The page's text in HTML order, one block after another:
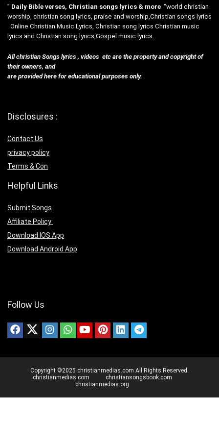
” Daily Bible verses, Christian songs lyrics & more “world christian
worship, christian song lyrics, praise and worship,Christian songs lyrics
. Online Christian Music Lyrics, Christian song lyrics Christian music
lyrics and Christian song lyrics,Gospel music lyrics.
All christian Songs lyrics , videos etc are the property and copyright of
their owners, and
are provided here for educational purposes only.
Disclosures :
Contact Us
privacy policy
Terms & Con
Helpful Links
Submit Songs
Affiliate Policy
Download IOS App
Download Android App
Follow Us
Copyright ©2025 christianmedias.com All Rights Reserved.
christianmedias.com
christiansongsbook.com
christianmedias.org